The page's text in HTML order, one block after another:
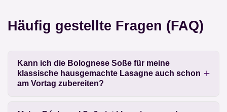
Häufig gestellte Fragen (FAQ)
Kann ich die Bolognese Soße für meine
klassische hausgemachte Lasagne auch schon
am Vortag zubereiten?